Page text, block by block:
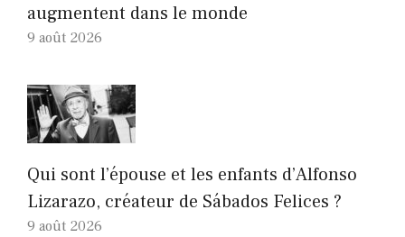
augmentent dans le monde
9 août 2026
Qui sont l’épouse et les enfants d’Alfonso
Lizarazo, créateur de Sábados Felices ?
9 août 2026